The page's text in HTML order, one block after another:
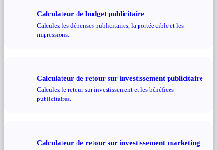
Calculateur de budget publicitaire
Calculez les dépenses publicitaires, la portée cible et les
impressions.
Calculateur de retour sur investissement publicitaire
Calculez le retour sur investissement et les bénéfices
publicitaires.
Calculateur de retour sur investissement marketing